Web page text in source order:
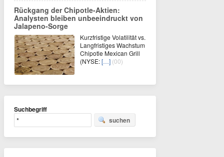
Rückgang der Chipotle-Aktien:
Analysten bleiben unbeeindruckt von
Jalapeno-Sorge
Kurzfristige Volatilität vs.
Langfristiges Wachstum
Chipotle Mexican Grill
(NYSE:[…] (00)
Suchbegriff
suchen